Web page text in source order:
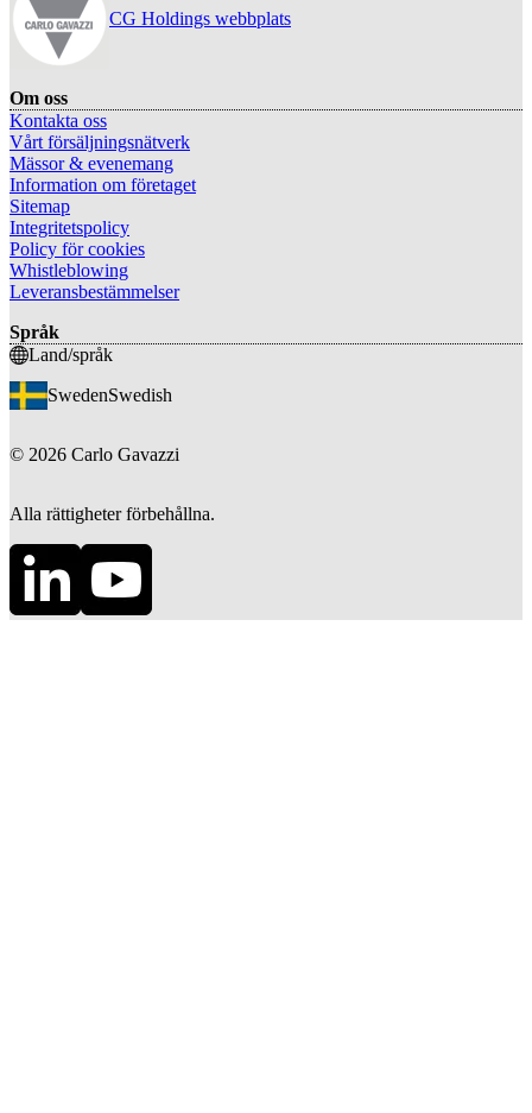
CG Holdings webbplats
Om oss
Kontakta oss
Vårt försäljningsnätverk
Mässor & evenemang
Information om företaget
Sitemap
Integritetspolicy
Policy för cookies
Whistleblowing
Leveransbestämmelser
Språk
Land/språk
SwedenSwedish
© 2026 Carlo Gavazzi
Alla rättigheter förbehållna.